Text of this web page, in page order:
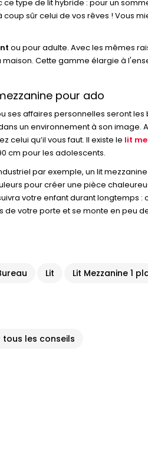
type de lit hybride : pour un
sûr celui de vos rêves ! Vous
ou pour adulte. Avec les mêmes
Cette gamme élargie à
pour ado
affaires personnelles seront
un environnement à son
qu’il vous faut. Il existe le lit
cm pour les adolescents.
par exemple, un lit
pour créer une pièce
votre enfant durant longtemps
votre porte et se monte en peu
Lit Lit Mezzanine 1
tous les conseils